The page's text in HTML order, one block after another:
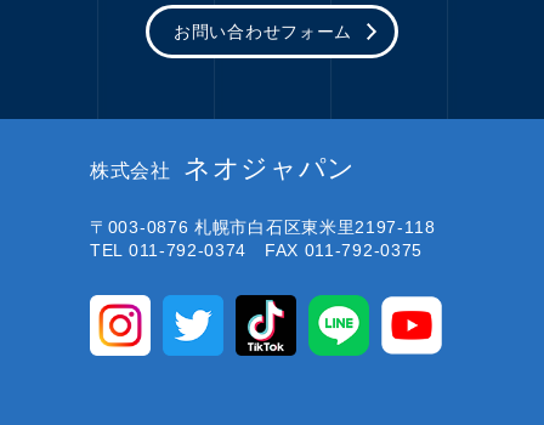
お問い合わせフォーム
株式会社 ネオジャパン
〒003-0876 札幌市白石区東米里2197-118
TEL 011-792-0374 FAX 011-792-0375